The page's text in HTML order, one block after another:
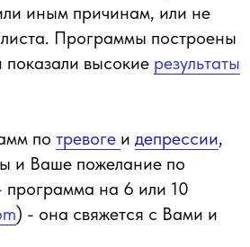
иным причинам, или не
Программы построены
высокие результаты
по тревоге и депрессии,
и Ваше пожелание по
программа на 6 или 10
) - она свяжется с Вами и